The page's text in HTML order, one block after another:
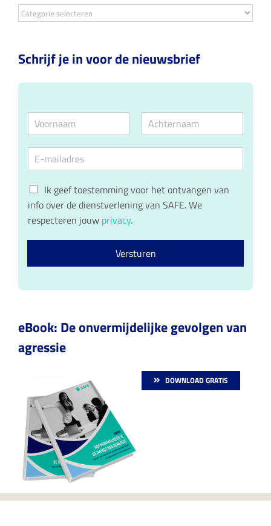
Categorieën
Schrijf je in voor de nieuwsbrief
*
o
r
a
m
c
t
r
a
l
G
D
P
R
c
*
Ik geef toestemming voor het ontvangen van
info over de dienstverlening van SAFE. We
respecteren jouw privacy.
Versturen
eBook: De onvermijdelijke gevolgen van
agressie
DOWNLOAD GRATIS